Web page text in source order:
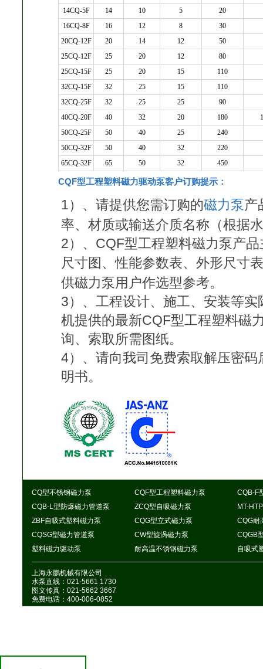
14CQ-5F
14 10 5
20
16CQ-8F
16 12 8
30
20CQ-12F
20 14 12
50
25CQ-12F
25 20 12
80
25CQ-15F
25 20 15
110
32CQ-15F
32 25 15
110
32CQ-25F
32 25 25
90
40CQ-20F
40 32 20 180
50CQ-25F
50 40 25
240
50CQ-32F
50 40 32
220
65CQ-32F
65 50 32 450
CQF型工程塑料磁力驱动泵客户订购提示：
1）、请提供您需订购的磁力泵产
率、材质或输送介质名称（根据
2）、CQF型工程塑料磁力泵产
尺寸图、性能参数表、外形尺寸
供磁力泵用户作选型参考。
3）、工程设计、施工、安装等
机提供的最新CQF型工程塑料磁
询、索取所需图纸。
4）、请向我司免费索取解压密
明书。
CQ型不锈钢磁力泵 CQF型工程塑料磁力泵
CQB-F
CQB-L型防爆磁力管道泵
ZCQ型自吸磁力泵
MT-
ZBF自吸式塑料磁力泵
CQG型立式磁力泵
CQG耐
CQSG型磁力管道泵
CW型旋涡磁力泵
CQGB
塑料磁力驱动泵
耐高温不锈钢磁力泵 自吸式
上海永鹏机械有限公司
水泵直线：021-5661 1730
图文传真：021-5662 3667
免费电话：400-006-0852